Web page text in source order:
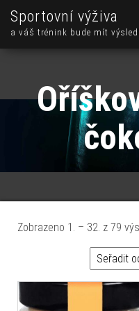
Sportovní výživa
a váš trénink bude mít
Zobrazeno 1. – 32. z 79